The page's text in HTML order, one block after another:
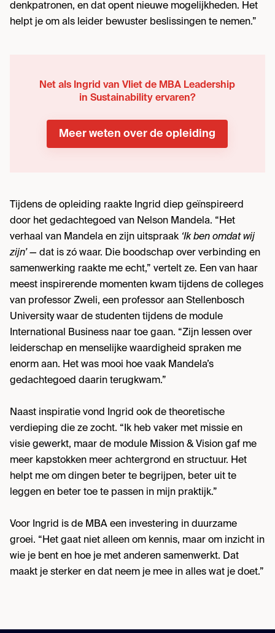
denkpatronen, en dat opent nieuwe mogelijkheden. Het
helpt je om als leider bewuster beslissingen te nemen.”
Net als Ingrid van Vliet de MBA Leadership
in Sustainability ervaren?
Meer weten over de opleiding
Tijdens de opleiding raakte Ingrid diep geïnspireerd
door het gedachtegoed van Nelson Mandela. “Het
verhaal van Mandela en zijn uitspraak ‘Ik ben omdat wij
zijn’ — dat is zó waar. Die boodschap over verbinding en
samenwerking raakte me echt,” vertelt ze. Een van haar
meest inspirerende momenten kwam tijdens de colleges
van professor Zweli, een professor aan Stellenbosch
University waar de studenten tijdens de module
International Business naar toe gaan. “Zijn lessen over
leiderschap en menselijke waardigheid spraken me
enorm aan. Het was mooi hoe vaak Mandela’s
gedachtegoed daarin terugkwam.”
Naast inspiratie vond Ingrid ook de theoretische
verdieping die ze zocht. “Ik heb vaker met missie en
visie gewerkt, maar de module Mission & Vision gaf me
meer kapstokken meer achtergrond en structuur. Het
helpt me om dingen beter te begrijpen, beter uit te
leggen en beter toe te passen in mijn praktijk.”
Voor Ingrid is de MBA een investering in duurzame
groei. “Het gaat niet alleen om kennis, maar om inzicht in
wie je bent en hoe je met anderen samenwerkt. Dat
maakt je sterker en dat neem je mee in alles wat je doet.”